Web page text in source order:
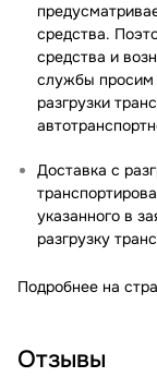
средства.
средства и
службы просим
разгрузки
Доставка с
указанного в
разгрузку
Подробнее на
Отзывы